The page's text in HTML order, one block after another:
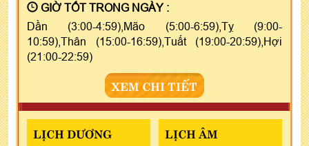
GIỜ TỐT TRONG NGÀY :
Dần (3:00-4:59),Mão (5:00-6:59),Tỵ (9:00-
10:59),Thân (15:00-16:59),Tuất (19:00-20:59),Hợi
(21:00-22:59)
XEM CHI TIẾT
LỊCH DƯƠNG LỊCH ÂM